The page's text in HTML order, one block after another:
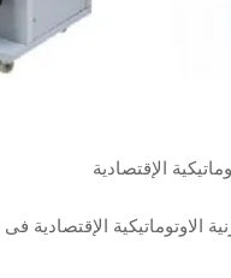
الإقتصادية
الاوتوماتيكية الإقتصادية فى